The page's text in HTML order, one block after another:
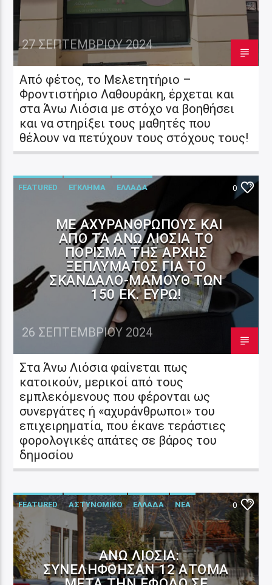
27 ΣΕΠΤΕΜΒΡΊΟΥ 2024
Από φέτος, το Μελετητήριο –
Φροντιστήριο Λαθουράκη, έρχεται και
στα Άνω Λιόσια με στόχο να βοηθήσει
και να στηρίξει τους μαθητές που
θέλουν να πετύχουν τους στόχους τους!
FEATURED ΕΓΚΛΗΜΑ ΕΛΛΑΔΑ 0
ΜΕ ΑΧΥΡΆΝΘΡΩΠΟΥΣ ΚΑΙ
ΑΠΌ ΤΑ ΆΝΩ ΛΙΌΣΙΑ ΤΟ
ΠΌΡΙΣΜΑ ΤΗΣ ΑΡΧΉΣ
ΞΕΠΛΎΜΑΤΟΣ ΓΙΑ ΤΟ
ΣΚΆΝΔΑΛΟ-ΜΑΜΟΎΘ ΤΩΝ
150 ΕΚ. ΕΥΡΏ!
26 ΣΕΠΤΕΜΒΡΊΟΥ 2024
Στα Άνω Λιόσια φαίνεται πως
κατοικούν, μερικοί από τους
εμπλεκόμενους που φέρονται ως
συνεργάτες ή «αχυράνθρωποι» του
επιχειρηματία, που έκανε τεράστιες
φορολογικές απάτες σε βάρος του
δημοσίου
FEATURED ΑΣΤΥΝΟΜΙΚΟ ΕΛΛΑΔΑ ΝΕΑ 0
ΆΝΩ ΛΙΌΣΙΑ:
ΣΥΝΕΛΉΦΘΗΣΑΝ 12 ΆΤΟΜΑ